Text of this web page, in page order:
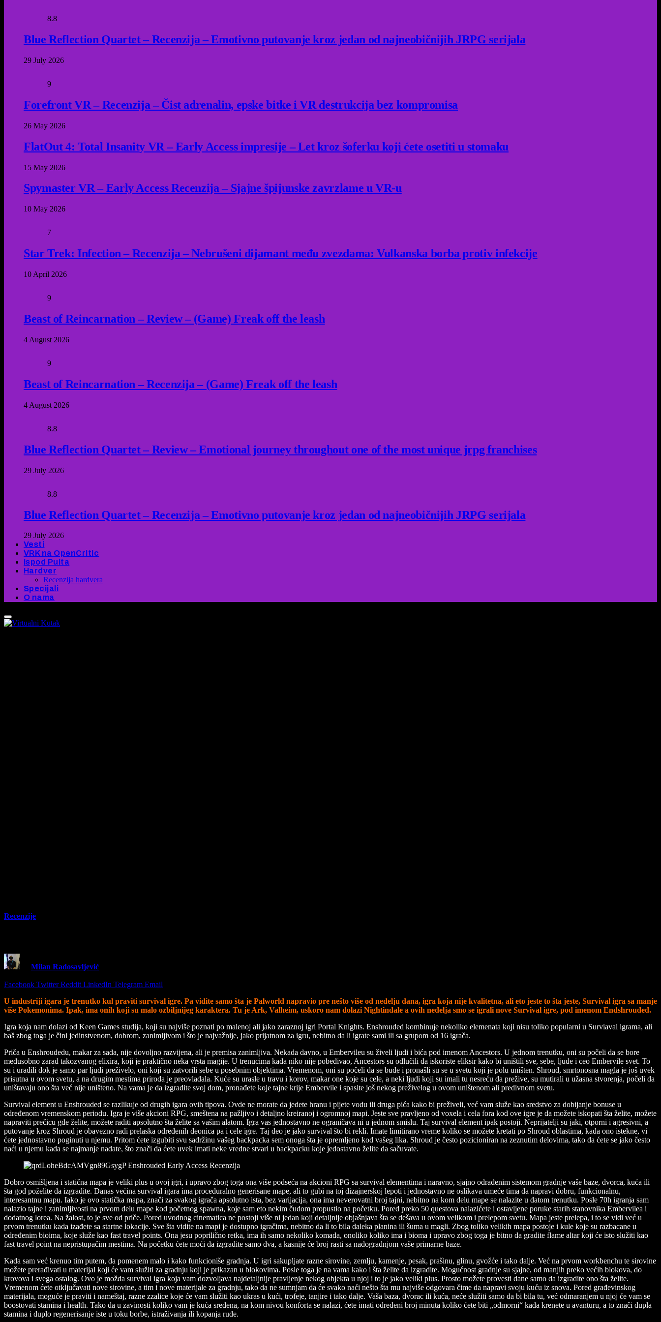
8.8
Blue Reflection Quartet – Recenzija – Emotivno putovanje kroz jedan od najneobičnijih JRPG serijala
29 July 2026
9
Forefront VR – Recenzija – Čist adrenalin, epske bitke i VR destrukcija bez kompromisa
26 May 2026
FlatOut 4: Total Insanity VR – Early Access impresije – Let kroz šoferku koji ćete osetiti u stomaku
15 May 2026
Spymaster VR – Early Access Recenzija – Sjajne špijunske zavrzlame u VR-u
10 May 2026
7
Star Trek: Infection – Recenzija – Nebrušeni dijamant među zvezdama: Vulkanska borba protiv infekcije
10 April 2026
9
Beast of Reincarnation – Review – (Game) Freak off the leash
4 August 2026
9
Beast of Reincarnation – Recenzija – (Game) Freak off the leash
4 August 2026
8.8
Blue Reflection Quartet – Review – Emotional journey throughout one of the most unique jrpg franchises
29 July 2026
8.8
Blue Reflection Quartet – Recenzija – Emotivno putovanje kroz jedan od najneobičnijih JRPG serijala
29 July 2026
Vesti
VRK na OpenCritic
Ispod Pulta
Hardver
Recenzija hardvera
Specijali
O nama
Recenzije
Milan Radosavljević
Facebook Twitter Reddit LinkedIn Telegram Email
U industriji igara je trenutko kul praviti survival igre. Pa vidite samo šta je Palworld napravio pre nešto više od nedelju dana, igra koja nije kvalitetna, ali eto jeste to šta jeste, Survival igra sa manje
više Pokemonima. Ipak, ima onih koji su malo ozbiljnijeg karaktera. Tu je Ark, Valheim, uskoro nam dolazi Nightindale a ovih nedelja smo se igrali nove Survival igre, pod imenom Endshrouded.
Igra koja nam dolazi od Keen Games studija, koji su najviše poznati po malenoj ali jako zaraznoj igri Portal Knights. Enshrouded kombinuje nekoliko elemenata koji nisu toliko popularni u Surviaval igrama, ali
baš zbog toga je čini jedinstvenom, dobrom, zanimljivom i što je najvažnije, jako prijatnom za igru, nebitno da li igrate sami ili sa grupom od 16 igrača.
Priča u Enshroudedu, makar za sada, nije dovoljno razvijena, ali je premisa zanimljiva. Nekada davno, u Embervileu su živeli ljudi i bića pod imenom Ancestors. U jednom trenutku, oni su počeli da se bore
međusobno zarad takozvanog elixira, koji je praktično neka vrsta magije. U trenucima kada niko nije pobeđivao, Ancestors su odlučili da iskoriste eliksir kako bi uništili sve, sebe, ljude i ceo Embervile svet. To
su i uradili dok je samo par ljudi preživelo, oni koji su zatvorili sebe u posebnim objektima. Vremenom, oni su počeli da se bude i pronašli su se u svetu koji je polu uništen. Shroud, smrtonosna magla je još uvek
prisutna u ovom svetu, a na drugim mestima priroda je preovladala. Kuće su urasle u travu i korov, makar one koje su cele, a neki ljudi koji su imali tu nesreću da prežive, su mutirali u užasna stvorenja, počeli da
uništavaju ono šta već nije uništeno. Na vama je da izgradite svoj dom, pronađete koje tajne krije Embervile i spasite još nekog preživelog u ovom uništenom ali predivnom svetu.
Survival element u Enshrouded se razlikuje od drugih igara ovih tipova. Ovde ne morate da jedete hranu i pijete vodu ili druga pića kako bi preživeli, već vam služe kao sredstvo za dobijanje bonuse u
određenom vremenskom periodu. Igra je više akcioni RPG, smeštena na pažljivo i detaljno kreiranoj i ogromnoj mapi. Jeste sve pravljeno od voxela i cela fora kod ove igre je da možete iskopati šta želite, možete
napraviti prečicu gde želite, možete raditi apsolutno šta želite sa vašim alatom. Igra vas jednostavno ne ograničava ni u jednom smislu. Taj survival element ipak postoji. Neprijatelji su jaki, otporni i agresivni, a
putovanje kroz Shroud je obavezno radi prelaska određenih deonica pa i cele igre. Taj deo je jako survival što bi rekli. Imate limitirano vreme koliko se možete kretati po Shroud oblastima, kada ono istekne, vi
ćete jednostavno poginuti u njemu. Pritom ćete izgubiti svu sadržinu vašeg backpacka sem onoga šta je opremljeno kod vašeg lika. Shroud je često pozicioniran na zeznutim delovima, tako da ćete se jako često
naći u njemu kada se najmanje nadate, što znači da ćete uvek imati neke vredne stvari u backpacku koje jedostavno želite da sačuvate.
Dobro osmišljena i statična mapa je veliki plus u ovoj igri, i upravo zbog toga ona više podseća na akcioni RPG sa survival elementima i naravno, sjajno odrađenim sistemom gradnje vaše baze, dvorca, kuća ili
šta god poželite da izgradite. Danas većina survival igara ima proceduralno generisane mape, ali to gubi na toj dizajnerskoj lepoti i jednostavno ne oslikava umeće tima da napravi dobru, funkcionalnu,
interesantnu mapu. Iako je ovo statička mapa, znači za svakog igrača apsolutno ista, bez varijacija, ona ima neverovatni broj tajni, nebitno na kom delu mape se nalazite u datom trenutku. Posle 70h igranja sam
nalazio tajne i zanimljivosti na prvom delu mape kod početnog spawna, koje sam eto nekim čudom propustio na početku. Pored preko 50 questova nalazićete i ostavljene poruke starih stanovnika Embervilea i
dodatnog lorea. Na žalost, to je sve od priče. Pored uvodnog cinematica ne postoji više ni jedan koji detaljnije objašnjava šta se dešava u ovom velikom i prelepom svetu. Mapa jeste prelepa, i to se vidi već u
prvom trenutku kada izađete sa startne lokacije. Sve šta vidite na mapi je dostupno igračima, nebitno da li to bila daleka planina ili šuma u magli. Zbog toliko velikih mapa postoje i kule koje su razbacane u
određenim bioima, koje služe kao fast travel points. Ona jesu poprilično retka, ima ih samo nekoliko komada, onoliko koliko ima i bioma i upravo zbog toga je bitno da gradite flame altar koji će isto služiti kao
fast travel point na nepristupačim mestima. Na početku ćete moći da izgradite samo dva, a kasnije će broj rasti sa nadogradnjom vaše primarne baze.
Kada sam već krenuo tim putem, da pomenem malo i kako funkcioniše gradnja. U igri sakupljate razne sirovine, zemlju, kamenje, pesak, prašinu, glinu, gvožće i tako dalje. Već na prvom workbenchu te sirovine
možete prerađivati u materijal koji će vam služiti za gradnju koji je prikazan u blokovima. Posle toga je na vama kako i šta želite da izgradite. Mogućnost gradnje su sjajne, od manjih preko većih blokova, do
krovova i svega ostalog. Ovo je možda survival igra koja vam dozvoljava najdetaljnije pravljenje nekog objekta u njoj i to je jako veliki plus. Prosto možete provesti dane samo da izgradite ono šta želite.
Vremenom ćete otključavati nove sirovine, a tim i nove materijale za gradnju, tako da ne sumnjam da će svako naći nešto šta mu najviše odgovara čime da napravi svoju kuću iz snova. Pored građevinskog
materijala, moguće je praviti i nameštaj, razne zzalice koje će vam služiti kao ukras u kući, trofeje, tanjire i tako dalje. Vaša baza, dvorac ili kuća, neće služiti samo da bi bila tu, već odmaranjem u njoj će vam se
boostovati stamina i health. Tako da u zavinosti koliko vam je kuća sređena, na kom nivou konforta se nalazi, ćete imati određeni broj minuta koliko ćete biti „odmorni“ kada krenete u avanturu, a to znači dupla
stamina i duplo regenerisanje iste u toku borbe, istraživanja ili kopanja rude.